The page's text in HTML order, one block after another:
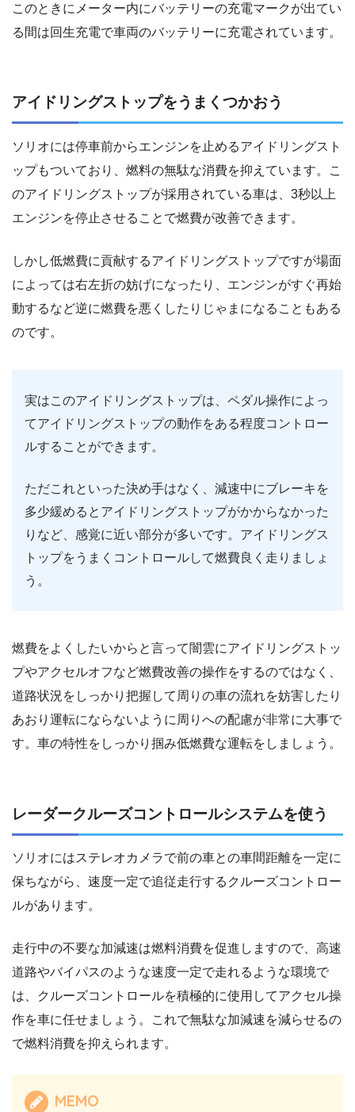
このときにメーター内にバッテリーの充電マークが出てい
る間は回生充電で車両のバッテリーに充電されています。
アイドリングストップをうまくつかおう
ソリオには停車前からエンジンを止めるアイドリングスト
ップもついており、燃料の無駄な消費を抑えています。こ
のアイドリングストップが採用されている車は、3秒以上
エンジンを停止させることで燃費が改善できます。
しかし低燃費に貢献するアイドリングストップですが場面
によっては右左折の妨げになったり、エンジンがすぐ再始
動するなど逆に燃費を悪くしたりじゃまになることもある
のです。
実はこのアイドリングストップは、ペダル操作によっ
てアイドリングストップの動作をある程度コントロー
ルすることができます。
ただこれといった決め手はなく、減速中にブレーキを
多少緩めるとアイドリングストップがかからなかった
りなど、感覚に近い部分が多いです。アイドリングス
トップをうまくコントロールして燃費良く走りましょ
う。
燃費をよくしたいからと言って闇雲にアイドリングストッ
プやアクセルオフなど燃費改善の操作をするのではなく、
道路状況をしっかり把握して周りの車の流れを妨害したり
あおり運転にならないように周りへの配慮が非常に大事で
す。車の特性をしっかり掴み低燃費な運転をしましょう。
レーダークルーズコントロールシステムを使う
ソリオにはステレオカメラで前の車との車間距離を一定に
保ちながら、速度一定で追従走行するクルーズコントロー
ルがあります。
走行中の不要な加減速は燃料消費を促進しますので、高速
道路やバイパスのような速度一定で走れるような環境で
は、クルーズコントロールを積極的に使用してアクセル操
作を車に任せましょう。これで無駄な加減速を減らせるの
で燃料消費を抑えられます。
MEMO